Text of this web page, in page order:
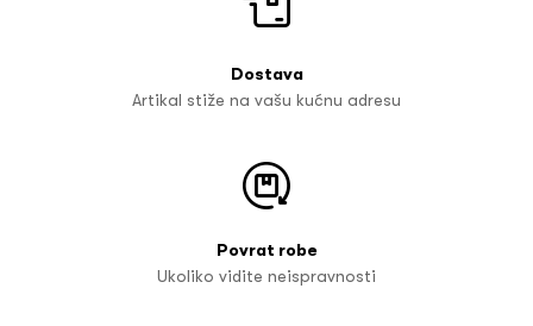
Dostava
Artikal stiže na vašu kućnu adresu
Povrat robe
Ukoliko vidite neispravnosti